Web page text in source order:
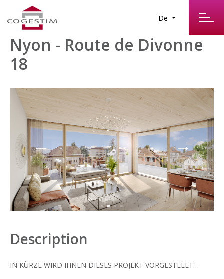
De
Nyon - Route de Divonne
18
Description
IN KÜRZE WIRD IHNEN DIESES PROJEKT VORGESTELLT…